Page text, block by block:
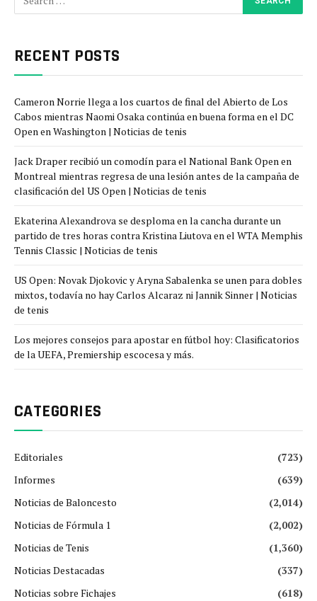
RECENT POSTS
Cameron Norrie llega a los cuartos de final del Abierto de Los
Cabos mientras Naomi Osaka continúa en buena forma en el DC
Open en Washington | Noticias de tenis
Jack Draper recibió un comodín para el National Bank Open en
Montreal mientras regresa de una lesión antes de la campaña de
clasificación del US Open | Noticias de tenis
Ekaterina Alexandrova se desploma en la cancha durante un
partido de tres horas contra Kristina Liutova en el WTA Memphis
Tennis Classic | Noticias de tenis
US Open: Novak Djokovic y Aryna Sabalenka se unen para dobles
mixtos, todavía no hay Carlos Alcaraz ni Jannik Sinner | Noticias
de tenis
Los mejores consejos para apostar en fútbol hoy: Clasificatorios
de la UEFA, Premiership escocesa y más.
CATEGORIES
Editoriales
(723)
Informes
(639)
Noticias de Baloncesto
(2,014)
Noticias de Fórmula 1
(2,002)
Noticias de Tenis
(1,360)
Noticias Destacadas
(337)
Noticias sobre Fichajes
(618)